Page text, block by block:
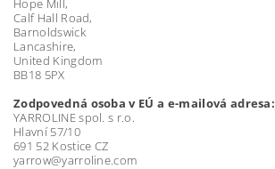
Hope Mill,
Calf Hall Road,
Barnoldswick
Lancashire,
United Kingdom
BB18 5PX
Zodpovedná osoba v EÚ a e-mailová adresa:
YARROLINE spol. s r.o.
Hlavní 57/10
691 52 Kostice CZ
yarrow@yarroline.com